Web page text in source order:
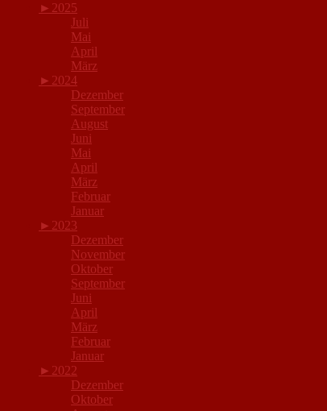
► 2025
Juli
Mai
April
März
► 2024
Dezember
September
August
Juni
Mai
April
März
Februar
Januar
► 2023
Dezember
November
Oktober
September
Juni
April
März
Februar
Januar
► 2022
Dezember
Oktober